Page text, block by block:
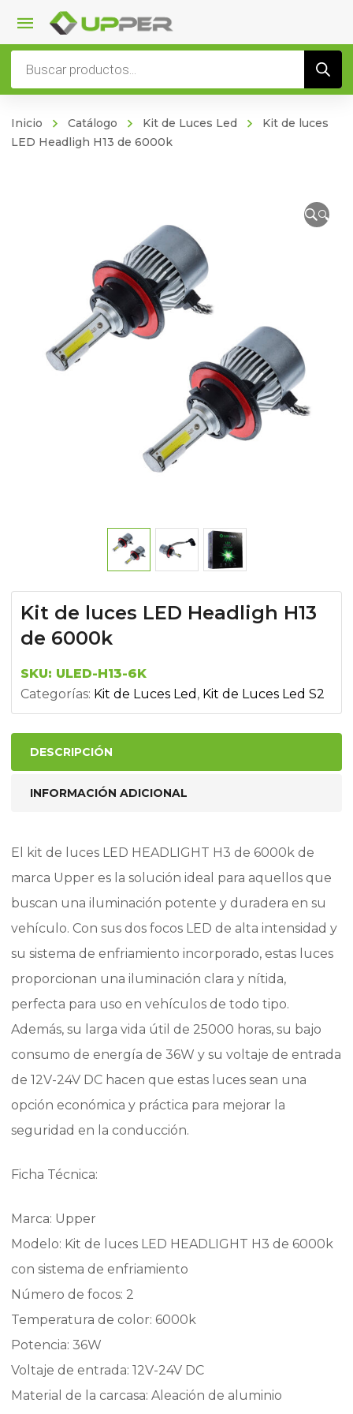
Inicio Catálogo Kit de Luces Led
Kit de luces
LED Headligh H13 de 6000k
🔍
Kit de luces LED Headligh H13
de 6000k
SKU: ULED-H13-6K
Categorías: Kit de Luces Led , Kit de Luces Led S2
DESCRIPCIÓN
INFORMACIÓN ADICIONAL
El kit de luces LED HEADLIGHT H3 de 6000k de
marca Upper es la solución ideal para aquellos que
buscan una iluminación potente y duradera en su
vehículo. Con sus dos focos LED de alta intensidad y
su sistema de enfriamiento incorporado, estas luces
proporcionan una iluminación clara y nítida,
perfecta para uso en vehículos de todo tipo.
Además, su larga vida útil de 25000 horas, su bajo
consumo de energía de 36W y su voltaje de entrada
de 12V-24V DC hacen que estas luces sean una
opción económica y práctica para mejorar la
seguridad en la conducción.
Ficha Técnica:
Marca: Upper
Modelo: Kit de luces LED HEADLIGHT H3 de 6000k
con sistema de enfriamiento
Número de focos: 2
Temperatura de color: 6000k
Potencia: 36W
Voltaje de entrada: 12V-24V DC
Material de la carcasa: Aleación de aluminio